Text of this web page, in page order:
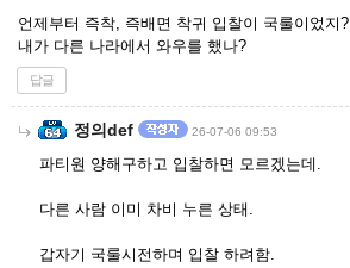
언제부터 즉착, 즉배면 착귀 입찰이 국룰이었지?
내가 다른 나라에서 와우를 했나?
답글
정의def 26-07-06 09:53
파티원 양해구하고 입찰하면 모르겠는데.
다른 사람 이미 차비 누른 상태.
갑자기 국룰시전하며 입찰 하려함.